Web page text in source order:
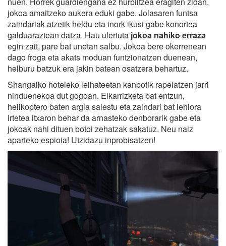
jokoa amaitzeko aukera eduki gabe. Jolasaren funtsa
zaindariak atzetik heldu eta inork ikusi gabe konortea
galduaraztean datza. Hau ulertuta jokoa nahiko erraza
egin zait, pare bat unetan salbu. Jokoa bere okerrenean
dago froga eta akats moduan funtzionatzen duenean,
helburu batzuk era jakin batean osatzera behartuz.
Shangaiko hoteleko leihateetan kanpotik rapelatzen jarri
ninduenekoa dut gogoan. Elkarrizketa bat entzun,
helikoptero baten argia saiestu eta zaindari bat lehiora
irtetea itxaron behar da arnasteko denborarik gabe eta
jokoak nahi dituen botoi zehatzak sakatuz. Neu naiz
aparteko espioia! Utzidazu inprobisatzen!